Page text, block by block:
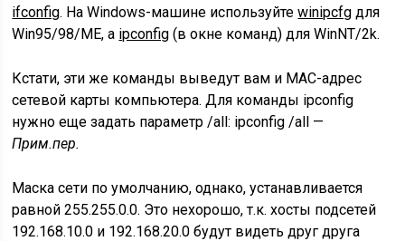
ifconfig. На Windows-машине используйтеwinipcfg для
Win95/98/ME, а ipconfig (в окне команд) для WinNT/2k.
Кстати, эти же команды выведут вам и MAC-адрес
сетевой карты компьютера. Для команды ipconfig
нужно еще задать параметр /all: ipconfig /all —
Прим.пер.
Маска сети по умолчанию, однако, устанавливается
равной 255.255.0.0. Это нехорошо, т.к. хосты подсетей
192.168.10.0 и 192.168.20.0 будут видеть друг друга